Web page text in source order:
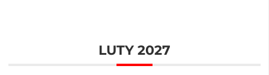
LUTY 2027